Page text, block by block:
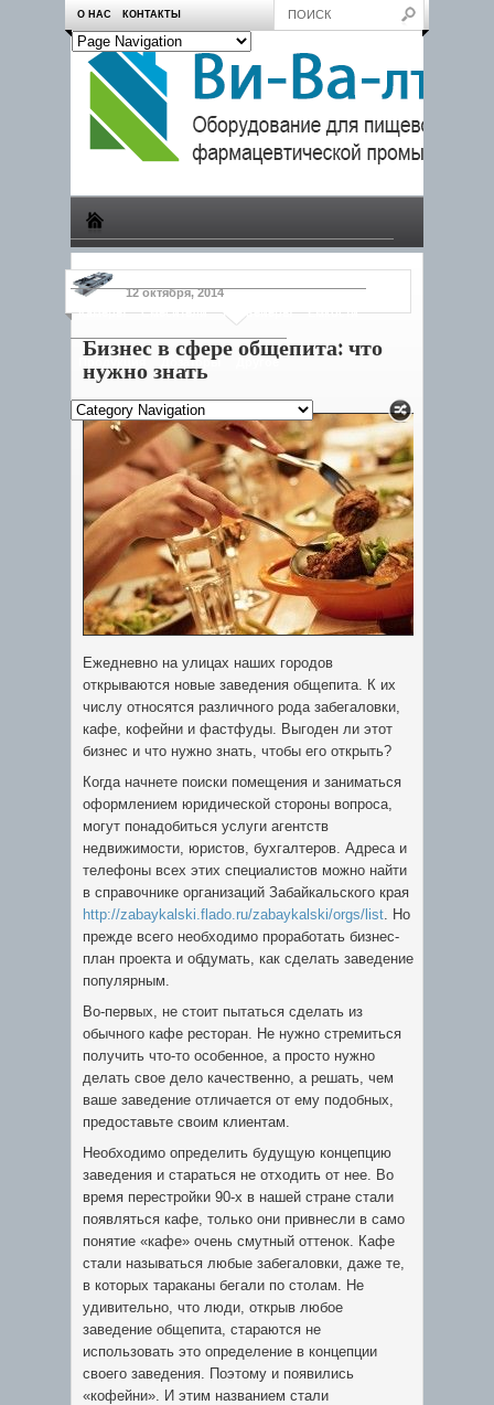
О НАС КОНТАКТЫ
Камеры Смесители Конвейеры Емкости
Дозаторы Другое
12 октября, 2014
Бизнес в сфере общепита: что
нужно знать
Ежедневно на улицах наших городов
открываются новые заведения общепита. К их
числу относятся различного рода забегаловки,
кафе, кофейни и фастфуды. Выгоден ли этот
бизнес и что нужно знать, чтобы его открыть?
Когда начнете поиски помещения и заниматься
оформлением юридической стороны вопроса,
могут понадобиться услуги агентств
недвижимости, юристов, бухгалтеров. Адреса и
телефоны всех этих специалистов можно найти
в справочнике организаций Забайкальского края
http://zabaykalski.flado.ru/zabaykalski/orgs/list. Но
прежде всего необходимо проработать бизнес-
план проекта и обдумать, как сделать заведение
популярным.
Во-первых, не стоит пытаться сделать из
обычного кафе ресторан. Не нужно стремиться
получить что-то особенное, а просто нужно
делать свое дело качественно, а решать, чем
ваше заведение отличается от ему подобных,
предоставьте своим клиентам.
Необходимо определить будущую концепцию
заведения и стараться не отходить от нее. Во
время перестройки 90-х в нашей стране стали
появляться кафе, только они привнесли в само
понятие «кафе» очень смутный оттенок. Кафе
стали называться любые забегаловки, даже те,
в которых тараканы бегали по столам. Не
удивительно, что люди, открыв любое
заведение общепита, стараются не
использовать это определение в концепции
своего заведения. Поэтому и появились
«кофейни». И этим названием стали